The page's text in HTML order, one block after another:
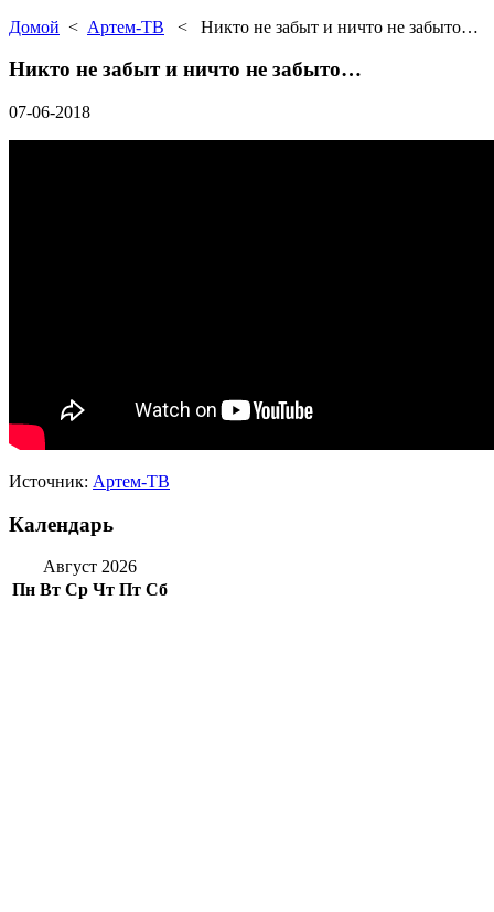
Домой < Артем-ТВ < Никто не забыт и ничто не забыто…
Никто не забыт и ничто не забыто…
07-06-2018
Источник: Артем-ТВ
Календарь
Август 2026
Пн Вт Ср Чт Пт Сб